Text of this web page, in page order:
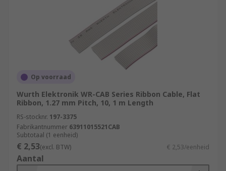
Op voorraad
Wurth Elektronik WR-CAB Series Ribbon Cable, Flat
Ribbon, 1.27 mm Pitch, 10, 1 m Length
RS-stocknr. 197-3375
Fabrikantnummer 63911015521CAB
Subtotaal (1 eenheid)
€ 2,53(excl. BTW) € 2,53/eenheid
Aantal